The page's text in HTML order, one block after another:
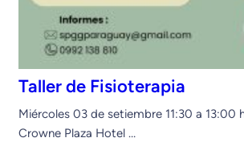
Taller de Fisioterapia
Miércoles 03 de setiembre 11:30 a 13:00
Crowne Plaza Hotel …